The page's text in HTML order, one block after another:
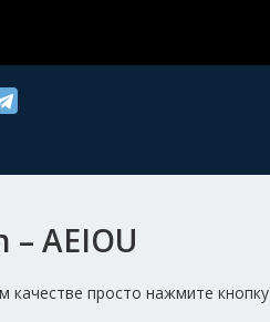
AEIOU
качестве просто нажмите кнопку